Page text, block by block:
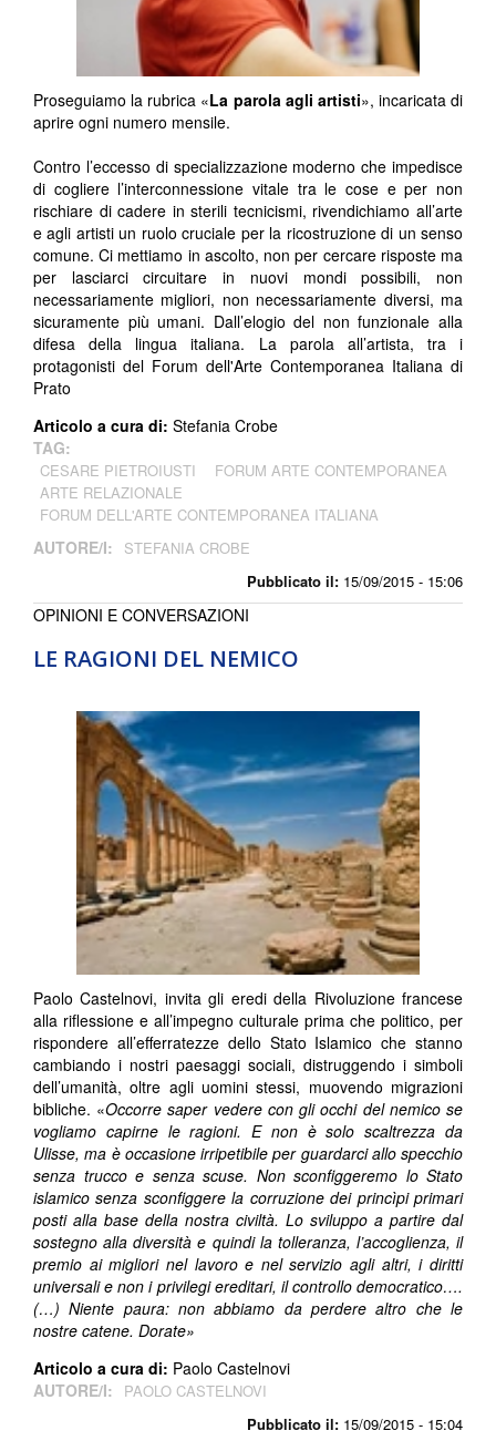
Pubblicato il: 15/09/2015 - 15:06
Proseguiamo la rubrica «La parola agli artisti», incaricata di
aprire ogni numero mensile.
Contro l’eccesso di specializzazione moderno che impedisce
di cogliere l’interconnessione vitale tra le cose e per non
rischiare di cadere in sterili tecnicismi, rivendichiamo all’arte
e agli artisti un ruolo cruciale per la ricostruzione di un senso
comune.Ci mettiamo in ascolto, non per cercare risposte ma
per lasciarci circuitare in nuovi mondi possibili, non
necessariamente migliori, non necessariamente diversi, ma
sicuramente più umani. Dall’elogio del non funzionale alla
difesa della lingua italiana. La parola all’artista, tra i
protagonisti del Forum dell'Arte Contemporanea Italiana di
Prato
Articolo a cura di: Stefania Crobe
TAG:
CESARE PIETROIUSTI
FORUM ARTE CONTEMPORANEA
ARTE RELAZIONALE
FORUM DELL'ARTE CONTEMPORANEA ITALIANA
AUTORE/I: STEFANIA CROBE
LE RAGIONI DEL NEMICO
Pubblicato il: 15/09/2015 - 15:04
OPINIONI E CONVERSAZIONI
Paolo Castelnovi, invita gli eredi della Rivoluzione francese
alla riflessione e all’impegno culturale prima che politico, per
rispondere all’efferratezze dello Stato Islamico che stanno
cambiando i nostri paesaggi sociali, distruggendo i simboli
dell’umanità, oltre agli uomini stessi, muovendo migrazioni
bibliche. «Occorre saper vedere con gli occhi del nemico se
vogliamo capirne le ragioni. E non è solo scaltrezza da
Ulisse, ma è occasione irripetibile per guardarci allo specchio
senza trucco e senza scuse. Non sconfiggeremo lo Stato
islamico senza sconfiggere la corruzione dei princìpi primari
posti alla base della nostra civiltà. Lo sviluppo a partire dal
sostegno alla diversità e quindi la tolleranza, l’accoglienza, il
premio ai migliori nel lavoro e nel servizio agli altri, i diritti
universali e non i privilegi ereditari, il controllo democratico….
(…) Niente paura: non abbiamo da perdere altro che le
nostre catene. Dorate»
Articolo a cura di: Paolo Castelnovi
AUTORE/I:
PAOLO CASTELNOVI